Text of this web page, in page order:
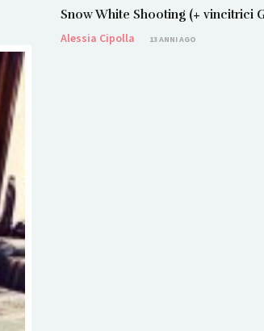
Snow White Shooting (+ vincitrici
Alessia Cipolla
13 ANNI AGO